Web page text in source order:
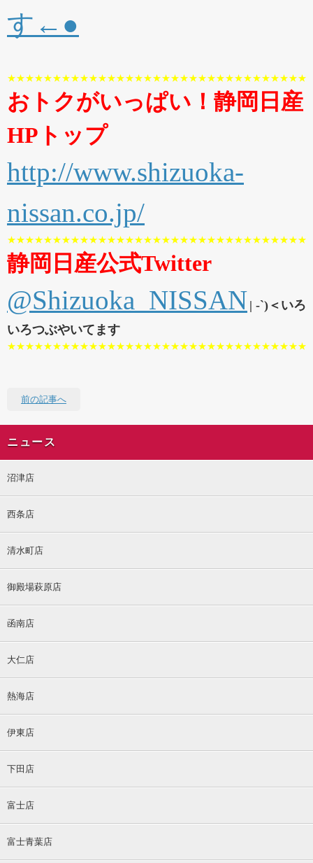
す←●
おトクがいっぱい！静岡日産
HPトップ
http://www.shizuoka-
nissan.co.jp/
静岡日産公式Twitter
@Shizuoka_NISSAN | -`)＜いろ
いろつぶやいてます
前の記事へ
ニュース
沼津店
西条店
清水町店
御殿場萩原店
函南店
大仁店
熱海店
伊東店
下田店
富士店
富士青葉店